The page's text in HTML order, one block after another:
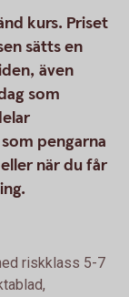
kurs. Priset
sätts en
även
som
pengarna
när du får
riskklass 5-7